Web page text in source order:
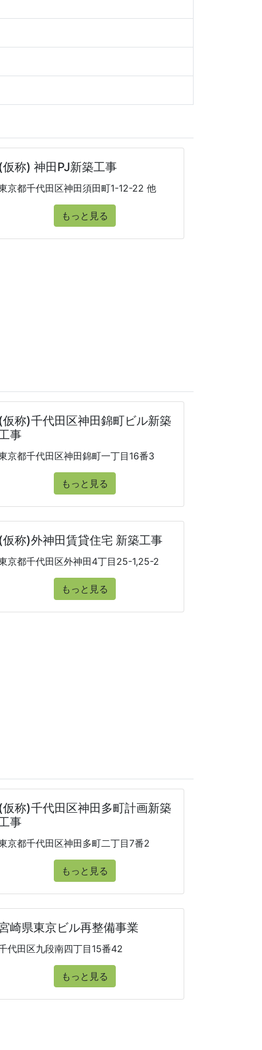
称) 神田PJ新築工事
京都千代田区神田須田町1-12-22 他
もっと見る
称)千代田区神田錦町ビル新築
事
京都千代田区神田錦町一丁目16番3
もっと見る
称)外神田賃貸住宅 新築工事
京都千代田区外神田4丁目25-1,25-2
もっと見る
称)千代田区神田多町計画新築
事
京都千代田区神田多町二丁目7番2
もっと見る
崎県東京ビル再整備事業
代田区九段南四丁目15番42
もっと見る